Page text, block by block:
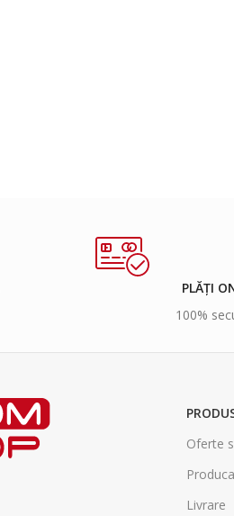
PLĂȚI
100%
Oferte
Livrare